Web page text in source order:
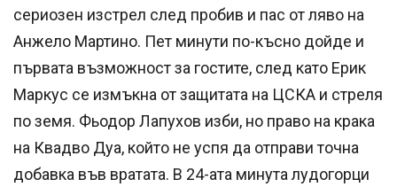
сериозен изстрел след пробив и пас от ляво на
Анжело Мартино. Пет минути по-късно дойде и
първата възможност за гостите, след като Ерик
Маркус се измъкна от защитата на ЦСКА и стреля
по земя. Фьодор Лапухов изби, но право на крака
на Квадво Дуа, който не успя да отправи точна
добавка във вратата. В 24-ата минута лудогорци